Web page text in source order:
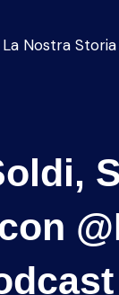
La Nostra Storia